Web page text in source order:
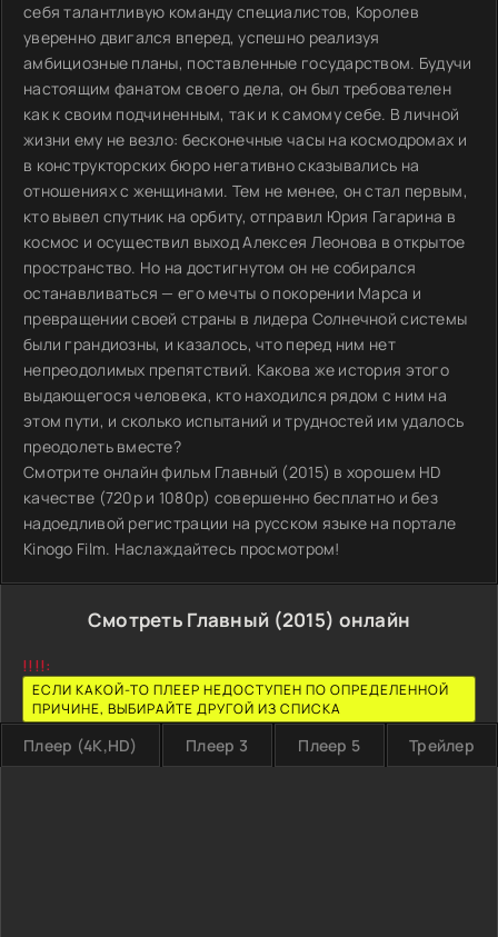
себя талантливую команду специалистов, Королев
уверенно двигался вперед, успешно реализуя
амбициозные планы, поставленные государством. Будучи
настоящим фанатом своего дела, он был требователен
как к своим подчиненным, так и к самому себе. В личной
жизни ему не везло: бесконечные часы на космодромах и
в конструкторских бюро негативно сказывались на
отношениях с женщинами. Тем не менее, он стал первым,
кто вывел спутник на орбиту, отправил Юрия Гагарина в
космос и осуществил выход Алексея Леонова в открытое
пространство. Но на достигнутом он не собирался
останавливаться — его мечты о покорении Марса и
превращении своей страны в лидера Солнечной системы
были грандиозны, и казалось, что перед ним нет
непреодолимых препятствий. Какова же история этого
выдающегося человека, кто находился рядом с ним на
этом пути, и сколько испытаний и трудностей им удалось
преодолеть вместе?
Смотрите онлайн фильм Главный (2015) в хорошем HD
качестве (720p и 1080p) совершенно бесплатно и без
надоедливой регистрации на русском языке на портале
Kinogo Film. Наслаждайтесь просмотром!
Смотреть Главный (2015) онлайн
!!!!:
ЕСЛИ КАКОЙ-ТО ПЛЕЕР НЕДОСТУПЕН ПО ОПРЕДЕЛЕННОЙ
ПРИЧИНЕ, ВЫБИРАЙТЕ ДРУГОЙ ИЗ СПИСКА
Плеер (4K,HD) Плеер 3 Плеер 5 Трейлер